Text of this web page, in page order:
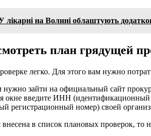
лікарні на Волині облаштують
план грядущей
легко. Для этого вам нужно
нужно зайти на официальный сайт
окне введите ИНН
регистрационный номер) своей
в список плановых проверок, то